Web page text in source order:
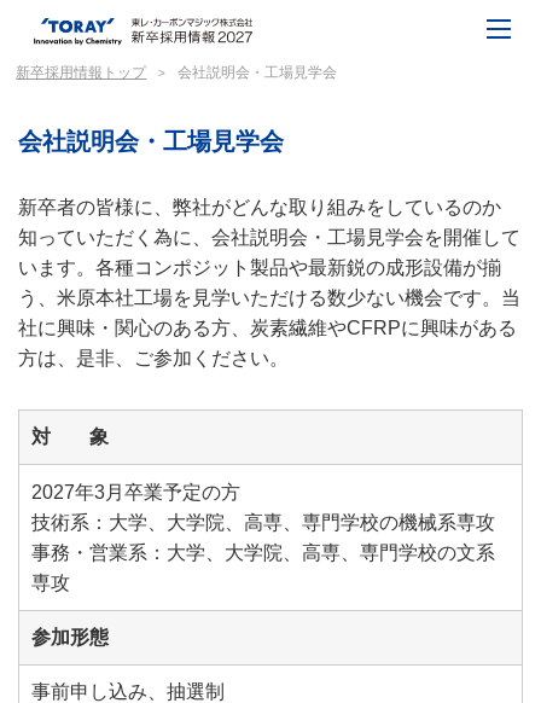
新卒採用情報トップ 会社説明会・工場見学会
会社説明会・工場見学会
新卒者の皆様に、弊社がどんな取り組みをしているのか
知っていただく為に、会社説明会・工場見学会を開催して
います。各種コンポジット製品や最新鋭の成形設備が揃
う、米原本社工場を見学いただける数少ない機会です。当
社に興味・関心のある方、炭素繊維やCFRPに興味がある
方は、是非、ご参加ください。
対 象
2027年3月卒業予定の方
技術系：大学、大学院、高専、専門学校の機械系専攻
事務・営業系：大学、大学院、高専、専門学校の文系
専攻
参加形態
事前申し込み、抽選制